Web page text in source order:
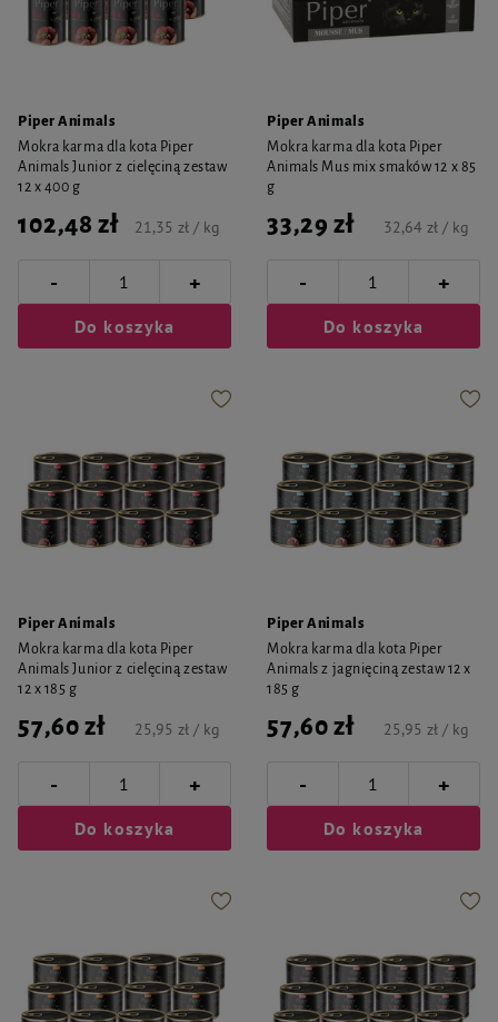
Piper Animals
Mokra karma dla kota Piper
Animals Junior z cielęciną zestaw
12 x 400 g
102,48 zł 21,35 zł / kg
- +
Do koszyka
Piper Animals
Mokra karma dla kota Piper
Animals Mus mix smaków 12 x 85
g
33,29 zł 32,64 zł / kg
- +
Do koszyka
Piper Animals
Mokra karma dla kota Piper
Animals Junior z cielęciną zestaw
12 x 185 g
57,60 zł 25,95 zł / kg
- +
Do koszyka
Piper Animals
Mokra karma dla kota Piper
Animals z jagnięciną zestaw 12 x
185 g
57,60 zł 25,95 zł / kg
- +
Do koszyka